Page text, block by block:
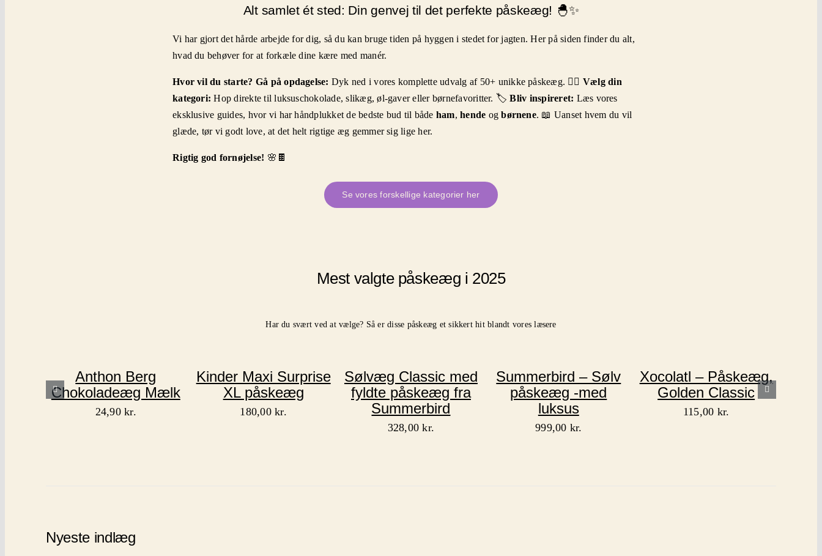
Alt samlet ét sted: Din genvej til det perfekte påskeæg! 🐣✨
Vi har gjort det hårde arbejde for dig, så du kan bruge tiden på hyggen i stedet for jagten. Her på siden finder du alt,
hvad du behøver for at forkæle dine kære med manér.
Hvor vil du starte? Gå på opdagelse: Dyk ned i vores komplette udvalg af 50+ unikke påskeæg. 🕵️‍♂️ Vælg din
kategori: Hop direkte til luksuschokolade, slikæg, øl-gaver eller børnefavoritter. 🏷️Bliv inspireret: Læs vores
eksklusive guides, hvor vi har håndplukket de bedste bud til både ham,hende ogbørnene. 📖 Uanset hvem du vil
glæde, tør vi godt love, at det helt rigtige æg gemmer sig lige her.
Rigtig god fornøjelse! 🌸🍫
Se vores forskellige kategorier her
Mest valgte påskeæg i 2025
Har du svært ved at vælge? Så er disse påskeæg et sikkert hit blandt vores læsere
Anthon Berg
Chokoladeæg Mælk
24,90kr.
Kinder Maxi Surprise
XL påskeæg
180,00kr.
Sølvæg Classic med
fyldte påskeæg fra
Summerbird
328,00kr.
Summerbird – Sølv
påskeæg -med
luksus
999,00 kr.
Xocolatl – Påskeæg,
Golden Classic
115,00 kr.
Nyeste indlæg